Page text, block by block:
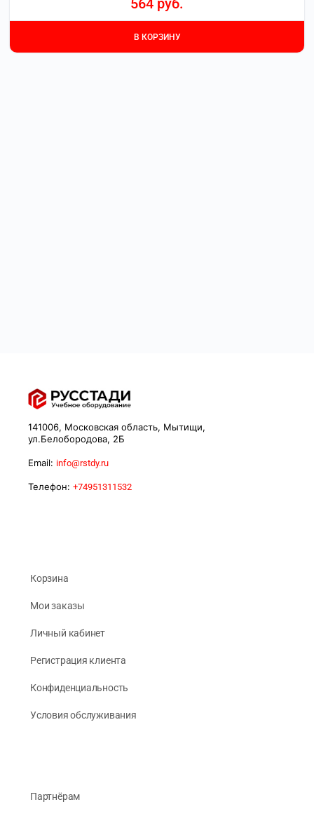
564 руб.
В КОРЗИНУ
141006, Московская область, Мытищи,
ул.Белобородова, 2Б
Email: info@rstdy.ru
Телефон: +74951311532
Корзина
Мои заказы
Личный кабинет
Регистрация клиента
Конфиденциальность
Условия обслуживания
Партнёрам